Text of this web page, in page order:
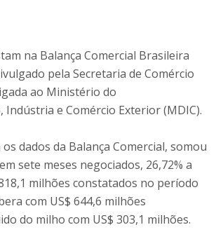
na Balança Comercial Brasileira
pela Secretaria de Comércio
ao Ministério do
Indústria e Comércio Exterior (MDIC).
dados da Balança Comercial, somou
sete meses negociados, 26,72% a
milhões constatados no período
com US$ 644,6 milhões
do milho com US$ 303,1 milhões.